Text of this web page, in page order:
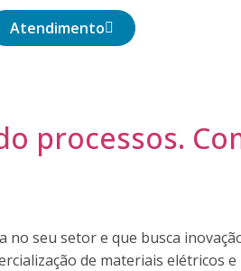
Atendimento
processos.
no seu setor e que busca
de materiais elétricos e